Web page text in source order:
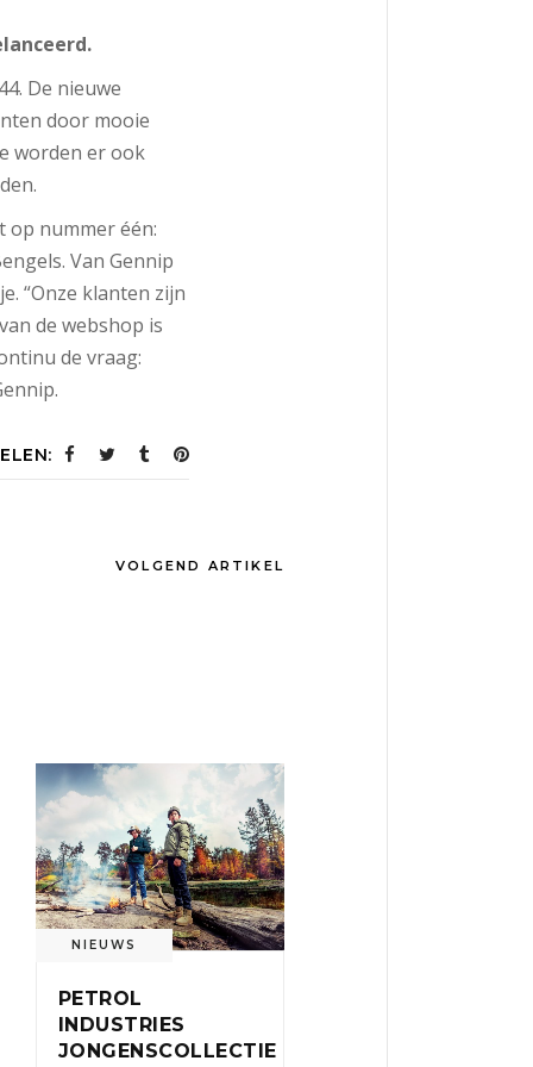
De nieuwe
door mooie
worden er ook
op nummer één:
Van Gennip
“Onze klanten zijn
de webshop is
de vraag:
VOLGEND ARTIKEL
NIEUWS
PETROL
INDUSTRIES
JONGENSCOLLECTIE